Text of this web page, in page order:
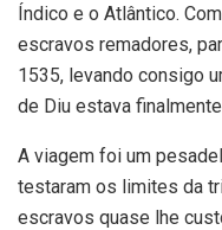
Índico e o Atlântico.
escravos remadores,
1535, levando consigo
de Diu estava
A viagem foi um
testaram os limites da
escravos quase lhe